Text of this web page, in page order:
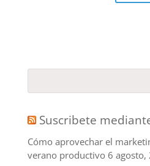
Suscribete
Cómo aprovechar el
verano productivo 6 agosto,